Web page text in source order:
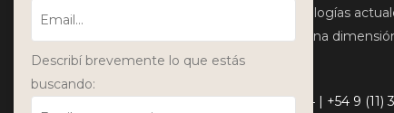
¿Por qué? Porque con las tecnologías
de ser medida, lo que permite una
toma decisiones.
Escribinos+54 9 (249) 454-5674 | +54 9 (11)
Describí brevemente lo que estás
buscando: